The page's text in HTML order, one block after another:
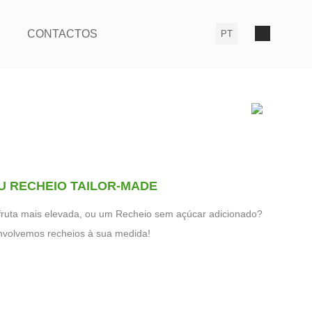
CONTACTOS
RECHEIO TAILOR-MADE
mais elevada, ou um Recheio sem açúcar adicionado?
recheios à sua medida!